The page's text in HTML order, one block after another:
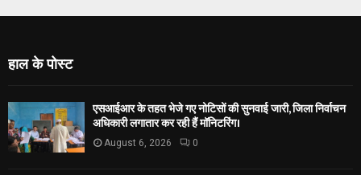
हाल के पोस्ट
एसआईआर के तहत भेजे गए नोटिसों की सुनवाई जारी, जिला निर्वाचन
अधिकारी लगातार कर रही हैं मॉनिटरिंग।
August 6, 2026 0